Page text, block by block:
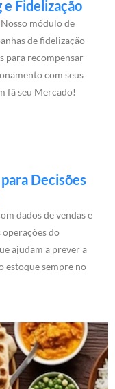
Fidelização
módulo de
de fidelização
para recompensar
com seus
fã seu Mercado!
Decisões
dados de vendas e
do
ajudam a prever a
estoque sempre no